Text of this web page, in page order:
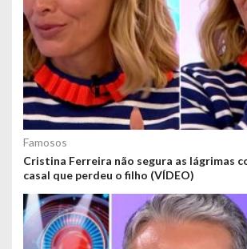
Famosos
Cristina Ferreira não segura as lágrimas
casal que perdeu o filho (VÍDEO)